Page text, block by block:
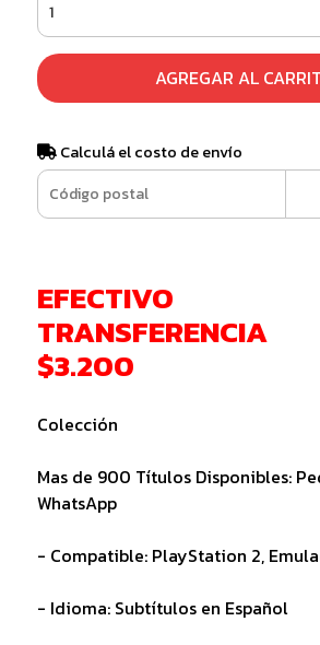
AGREGAR AL
Calculá el costo de envío
EFECTIVO
TRANSFERENCIA
$3.200
Colección
Mas de 900 Títulos Disponibles:
WhatsApp
- Compatible: PlayStation 2,
- Idioma: Subtítulos en Español